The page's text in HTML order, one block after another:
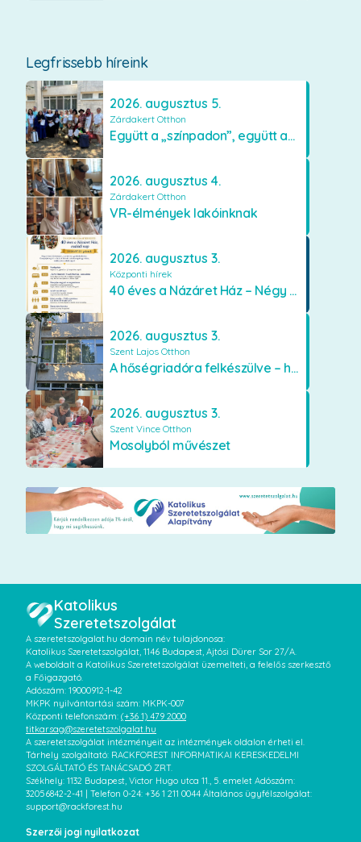
Legfrissebb híreink
2026. augusztus 5.
Zárdakert Otthon
Együtt a „színpadon”, együtt az élményekért 🎭✨
2026. augusztus 4.
Zárdakert Otthon
VR-élmények lakóinknak
2026. augusztus 3.
Központi hírek
40 éves a Názáret Ház – Négy évtized szeretetben és gondoskodásban
2026. augusztus 3.
Szent Lajos Otthon
A hőségriadóra felkészülve – hűsítő fejlesztések a Szent Lajos Otthonban
2026. augusztus 3.
Szent Vince Otthon
Mosolyból művészet
Katolikus
Szeretetszolgálat
A szeretetszolgalat.hu domain név tulajdonosa:
Katolikus Szeretetszolgálat, 1146 Budapest, Ajtósi Dürer Sor 27/A.
A weboldalt a Katolikus Szeretetszolgálat üzemelteti, a felelős szerkesztő
a Főigazgató.
Adószám: 19000912-1-42
MKPK nyilvántartási szám: MKPK-007
Központi telefonszám: (+36 1) 479 2000
titkarsag@szeretetszolgalat.hu
A szeretetszolgálat intézményeit az intézmények oldalon érheti el.
Tárhely szolgáltató: RACKFOREST INFORMATIKAI KERESKEDELMI
SZOLGÁLTATÓ ÉS TANÁCSADÓ ZRT.
Székhely: 1132 Budapest, Victor Hugo utca 11., 5. emelet Adószám:
32056842-2-41 | Telefon 0-24: +36 1 211 0044 Általános ügyfélszolgálat:
support@rackforest.hu
Szerzői jogi nyilatkozat